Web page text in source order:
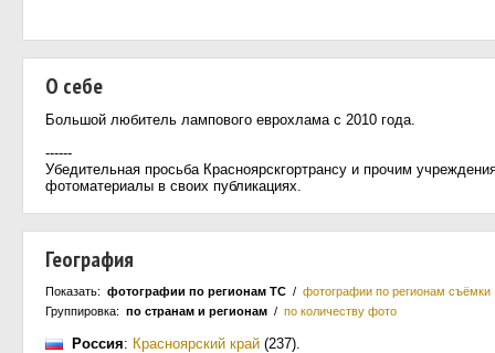
О себе
Большой любитель лампового еврохлама с 2010 года.
------
Убедительная просьба Красноярскгортрансу и прочим
фотоматериалы в своих публикациях.
География
Показать: фотографии по регионам ТС / фотографии по регионам съёмки
Группировка: по странам и регионам / по количеству фото
Россия: Красноярский край (237).